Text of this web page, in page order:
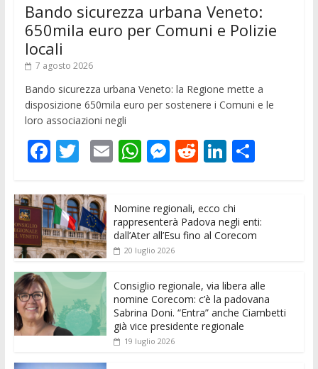
Bando sicurezza urbana Veneto:
650mila euro per Comuni e Polizie
locali
7 agosto 2026
Bando sicurezza urbana Veneto: la Regione mette a
disposizione 650mila euro per sostenere i Comuni e le
loro associazioni negli
F
e
b
o
o
k
T
itt
er
E
l
W
s
A
p
p
M
ss
e
n
er
R
di
t
Li
k
e
dI
C
di
vi
Nomine regionali, ecco chi
rappresenterà Padova negli enti:
dall’Ater all’Esu fino al Corecom
20 luglio 2026
Consiglio regionale, via libera alle
nomine Corecom: c’è la padovana
Sabrina Doni. “Entra” anche Ciambetti
già vice presidente regionale
19 luglio 2026